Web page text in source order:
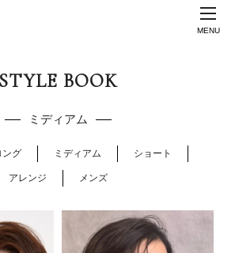
MENU
STYLE BOOK
ミディアム
ング ミディアム ショート
アレンジ メンズ